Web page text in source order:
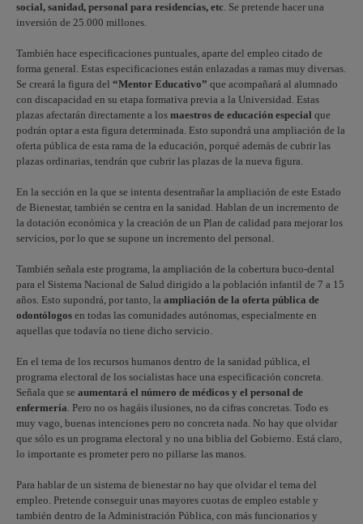
social, sanidad, personal para residencias, etc. Se pretende hacer una
inversión de 25.000 millones.
También hace especificaciones puntuales, aparte del empleo citado de
forma general. Estas especificaciones están enlazadas a ramas muy diversas.
Se creará la figura del “Mentor Educativo” que acompañará al alumnado
con discapacidad en su etapa formativa previa a la Universidad. Estas
plazas afectarán directamente a los maestros de educación especial que
podrán optar a esta figura determinada. Esto supondrá una ampliación de la
oferta pública de esta rama de la educación, porqué además de cubrir las
plazas ordinarias, tendrán que cubrir las plazas de la nueva figura.
En la sección en la que se intenta desentrañar la ampliación de este Estado
de Bienestar, también se centra en la sanidad. Hablan de un incremento de
la dotación económica y la creación de un Plan de calidad para mejorar los
servicios, por lo que se supone un incremento del personal.
También señala este programa, la ampliación de la cobertura buco-dental
para el Sistema Nacional de Salud dirigido a la población infantil de 7 a 15
años. Esto supondrá, por tanto, la ampliación de la oferta pública de
odontólogos en todas las comunidades autónomas, especialmente en
aquellas que todavía no tiene dicho servicio.
En el tema de los recursos humanos dentro de la sanidad pública, el
programa electoral de los socialistas hace una especificación concreta.
Señala que se aumentará el número de médicos y el personal de
enfermería. Pero no os hagáis ilusiones, no da cifras concretas. Todo es
muy vago, buenas intenciones pero no concreta nada. No hay que olvidar
que sólo es un programa electoral y no una biblia del Gobierno. Está claro,
lo importante es prometer pero no pillarse las manos.
Para hablar de un sistema de bienestar no hay que olvidar el tema del
empleo. Pretende conseguir unas mayores cuotas de empleo estable y
también dentro de la Administración Pública, con más funcionarios y